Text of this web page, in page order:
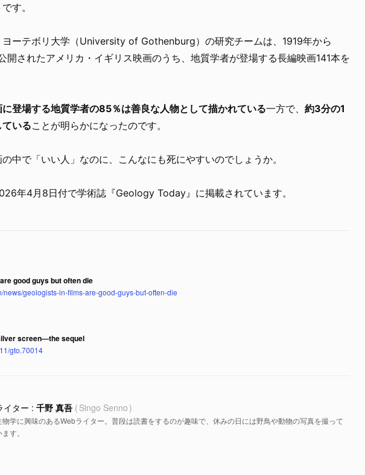
す。
ヨーテボリ大学（University of Gothenburg）の研究チームは、1919年から
開されたアメリカ・イギリス映画のうち、地質学者が登場する長編映画141本を
に登場する地質学者の85％は善良な人物として描かれている一方で、 約3分の1
いることが明らかになったのです。
中で「いい人」なのに、こんなにも死にやすいのでしょうか。
年4月8日付で学術誌『Geology Today』に掲載されています。
good guys but often die
news/geologists-in-films-are-good-guys-but-often-die
screen—the sequel
gto.70014
千野 真吾 Singo Senno
物学に興味のあるWebライター。普段は読書をするのが趣味で、休みの日には野鳥や動物の写真を撮って
す。